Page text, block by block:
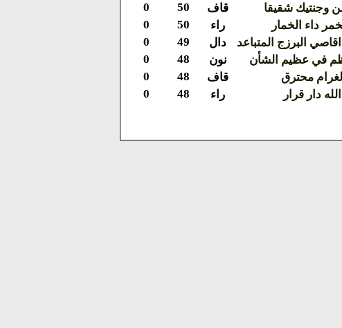
وجنتيك شقيقا قاف 50
0
داء الخمار راء 50
0
البرزج المتباعد دال 49
0
في عظيم الشأن نون 48
0
محترق قاف 48
0
دار قرار راء 48
0